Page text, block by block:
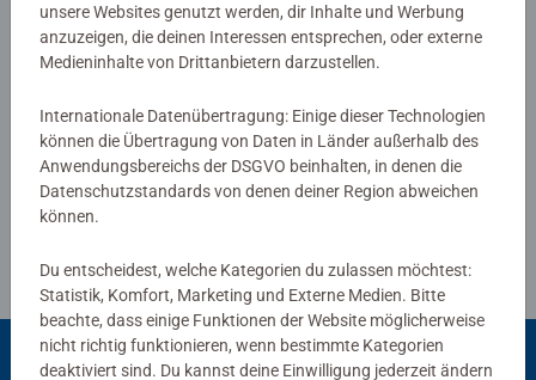
für Kinder ab 2 Jahren. Die zugehörigen Audiodateien lädt
man einfach, sicher und schnell über den tiptoi-Manager
oder die optional erhältliche Ladestation auf den Stift.
tiptoi-Stift nicht enthalten. Muss separat erworben
werden.
Bewertungen
Richtlinien für Bewertungen
unsere Websites genutzt werden, dir Inhalte und Werbung
anzuzeigen, die deinen Interessen entsprechen, oder externe
Medieninhalte von Drittanbietern darzustellen.
Internationale Datenübertragung: Einige dieser Technologien
können die Übertragung von Daten in Länder außerhalb des
Anwendungsbereichs der DSGVO beinhalten, in denen die
Datenschutzstandards von denen deiner Region abweichen
können.
Du entscheidest, welche Kategorien du zulassen möchtest:
Statistik, Komfort, Marketing und Externe Medien. Bitte
beachte, dass einige Funktionen der Website möglicherweise
nicht richtig funktionieren, wenn bestimmte Kategorien
deaktiviert sind. Du kannst deine Einwilligung jederzeit ändern